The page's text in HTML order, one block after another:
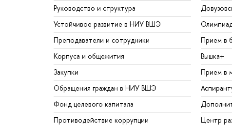
Руководство и структура
Устойчивое развитие в НИУ ВШЭ
Преподаватели и сотрудники
Корпуса и общежития
Закупки
Обращения граждан в НИУ ВШЭ
Фонд целевого капитала
Противодействие коррупции
Прием в
Вышка+
Прием в
Центр